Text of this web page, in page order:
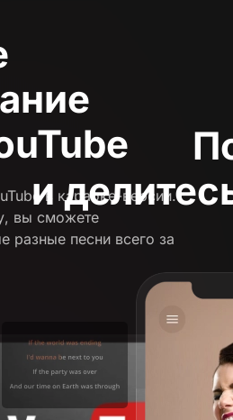
в караоке-версии.
вы сможете
разные песни всего за
и